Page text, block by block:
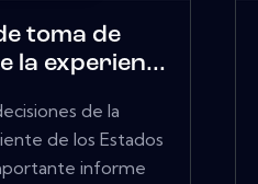
toma de
la experien...
de la
de los Estados
informe